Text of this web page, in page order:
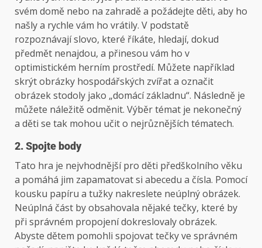
svém domě nebo na zahradě a požádejte děti, aby ho
našly a rychle vám ho vrátily. V podstatě
rozpoznávají slovo, které říkáte, hledají, dokud
předmět nenajdou, a přinesou vám ho v
optimistickém herním prostředí. Můžete například
skrýt obrázky hospodářských zvířat a označit
obrázek stodoly jako „domácí základnu“. Následně je
můžete náležitě odměnit. Výběr témat je nekonečný
a děti se tak mohou učit o nejrůznějších tématech.
2. Spojte body
Tato hra je nejvhodnější pro děti předškolního věku
a pomáhá jim zapamatovat si abecedu a čísla. Pomocí
kousku papíru a tužky nakreslete neúplný obrázek.
Neúplná část by obsahovala nějaké tečky, které by
při správném propojení dokreslovaly obrázek.
Abyste dětem pomohli spojovat tečky ve správném